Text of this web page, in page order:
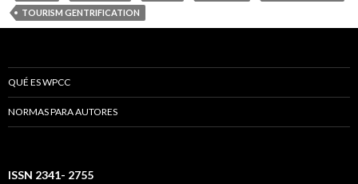
TOURISM GENTRIFICATION
QUÉ ES WPCC
NORMAS PARA AUTORES
ISSN 2341- 2755